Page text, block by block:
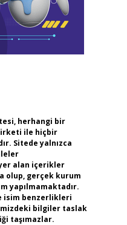
herhangi bir
ile hiçbir
Sitede yalnızca
alan içerikler
olup, gerçek kurum
yapılmamaktadır.
isim benzerlikleri
bilgiler taslak
taşımazlar.